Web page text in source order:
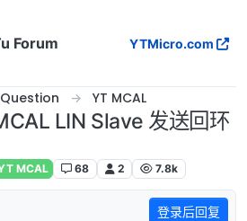
Forum
YTMicro.com
YT MCAL
LIN Slave 发送回环
MCAL 68 2 7.8k
登录后回复